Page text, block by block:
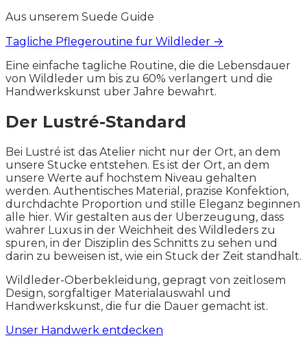
Aus unserem Suede Guide
Tagliche Pflegeroutine fur Wildleder →
Eine einfache tagliche Routine, die die Lebensdauer
von Wildleder um bis zu 60% verlangert und die
Handwerkskunst uber Jahre bewahrt.
Der Lustré-Standard
Bei Lustré ist das Atelier nicht nur der Ort, an dem
unsere Stucke entstehen. Es ist der Ort, an dem
unsere Werte auf hochstem Niveau gehalten
werden. Authentisches Material, prazise Konfektion,
durchdachte Proportion und stille Eleganz beginnen
alle hier. Wir gestalten aus der Uberzeugung, dass
wahrer Luxus in der Weichheit des Wildleders zu
spuren, in der Disziplin des Schnitts zu sehen und
darin zu beweisen ist, wie ein Stuck der Zeit standhalt.
Wildleder-Oberbekleidung, gepragt von zeitlosem
Design, sorgfaltiger Materialauswahl und
Handwerkskunst, die fur die Dauer gemacht ist.
Unser Handwerk entdecken